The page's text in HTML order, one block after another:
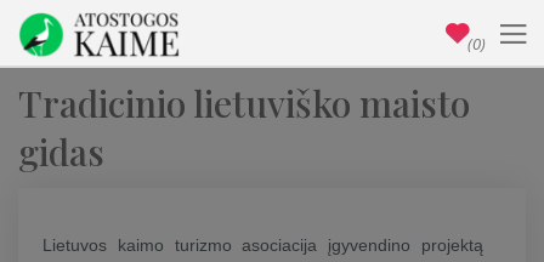
Tradicinio lietuviško maisto
gidas
Lietuvos kaimo turizmo asociacija įgyvendino projektą
(0)